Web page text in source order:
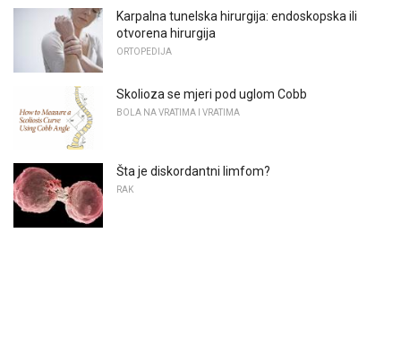
Karpalna tunelska hirurgija: endoskopska ili
otvorena hirurgija
ORTOPEDIJA
Skolioza se mjeri pod uglom Cobb
BOLA NA VRATIMA I VRATIMA
Šta je diskordantni limfom?
RAK